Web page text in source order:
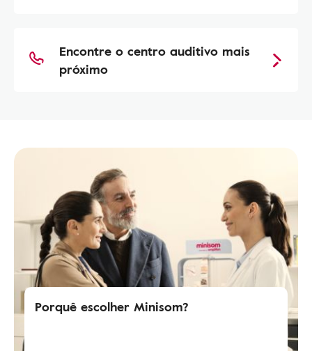
Encontre o centro auditivo mais
próximo
Porquê escolher Minisom?